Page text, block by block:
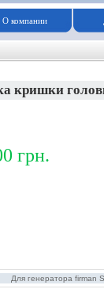
О компании
кришки
грн.
Для генератора firman